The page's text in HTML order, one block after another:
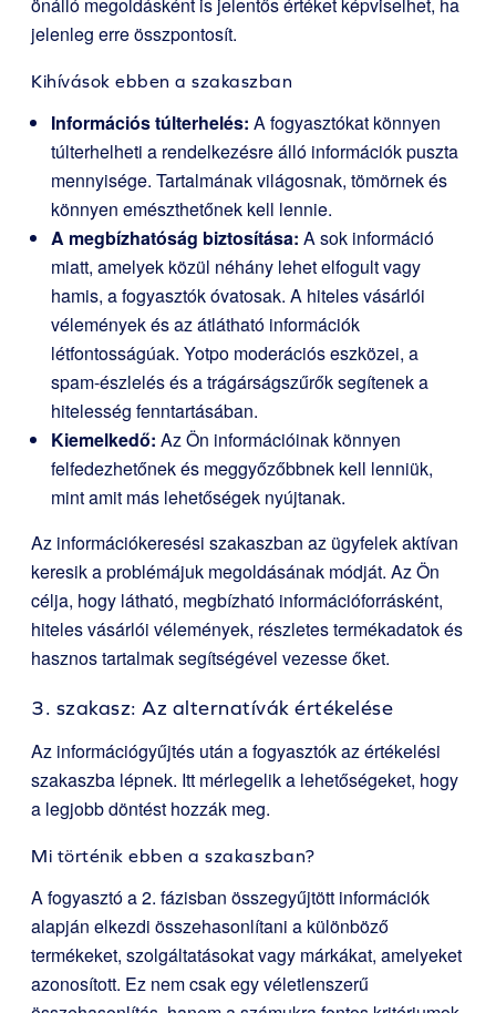
jelenleg erre összpontosít.
Kihívások ebben a szakaszban
Információs túlterhelés: A fogyasztókat könnyen
túlterhelheti a rendelkezésre álló információk puszta
mennyisége. Tartalmának világosnak, tömörnek és
könnyen emészthetőnek kell lennie.
A megbízhatóság biztosítása: A sok információ
miatt, amelyek közül néhány lehet elfogult vagy
hamis, a fogyasztók óvatosak. A hiteles vásárlói
vélemények és az átlátható információk
létfontosságúak. Yotpo moderációs eszközei, a
spam-észlelés és a trágárságszűrők segítenek a
hitelesség fenntartásában.
Kiemelkedő: Az Ön információinak könnyen
felfedezhetőnek és meggyőzőbbnek kell lenniük,
mint amit más lehetőségek nyújtanak.
Az információkeresési szakaszban az ügyfelek aktívan
keresik a problémájuk megoldásának módját. Az Ön
célja, hogy látható, megbízható információforrásként,
hiteles vásárlói vélemények, részletes termékadatok és
hasznos tartalmak segítségével vezesse őket.
3. szakasz: Az alternatívák értékelése
Az információgyűjtés után a fogyasztók az értékelési
szakaszba lépnek. Itt mérlegelik a lehetőségeket, hogy
a legjobb döntést hozzák meg.
Mi történik ebben a szakaszban?
A fogyasztó a 2. fázisban összegyűjtött információk
alapján elkezdi összehasonlítani a különböző
termékeket, szolgáltatásokat vagy márkákat, amelyeket
azonosított. Ez nem csak egy véletlenszerű